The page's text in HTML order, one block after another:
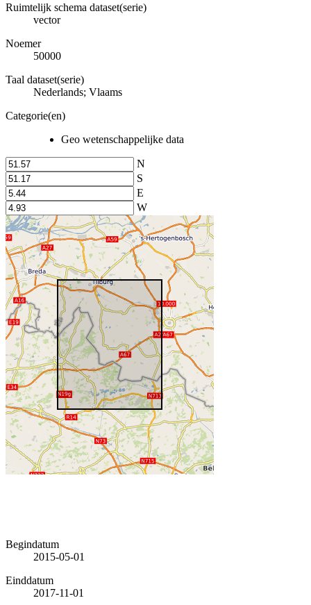
Ruimtelijk schema dataset(serie)
vector
Noemer
50000
Taal dataset(serie)
Nederlands; Vlaams
Categorie(en)
Geo wetenschappelijke data
N
S
E
W
Begindatum
2015-05-01
Einddatum
2017-11-01